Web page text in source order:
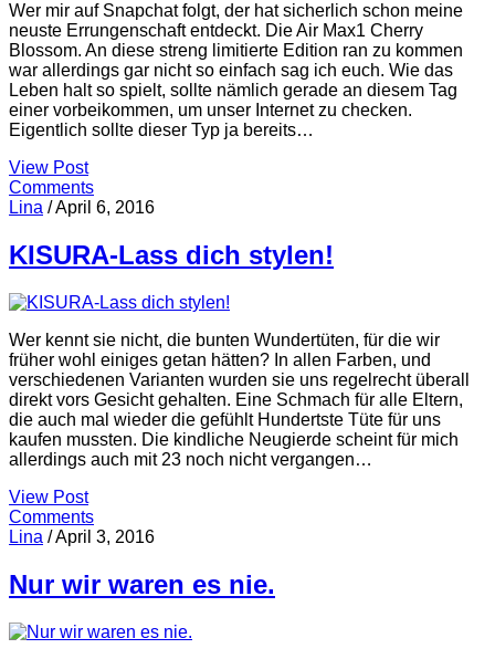
Wer mir auf Snapchat folgt, der hat sicherlich schon meine
neuste Errungenschaft entdeckt. Die Air Max1 Cherry
Blossom. An diese streng limitierte Edition ran zu kommen
war allerdings gar nicht so einfach sag ich euch. Wie das
Leben halt so spielt, sollte nämlich gerade an diesem Tag
einer vorbeikommen, um unser Internet zu checken.
Eigentlich sollte dieser Typ ja bereits…
View Post
Comments
Lina /April 6, 2016
KISURA-Lass dich stylen!
Wer kennt sie nicht, die bunten Wundertüten, für die wir
früher wohl einiges getan hätten? In allen Farben, und
verschiedenen Varianten wurden sie uns regelrecht überall
direkt vors Gesicht gehalten. Eine Schmach für alle Eltern,
die auch mal wieder die gefühlt Hundertste Tüte für uns
kaufen mussten. Die kindliche Neugierde scheint für mich
allerdings auch mit 23 noch nicht vergangen…
View Post
Comments
Lina /April 3, 2016
Nur wir waren es nie.